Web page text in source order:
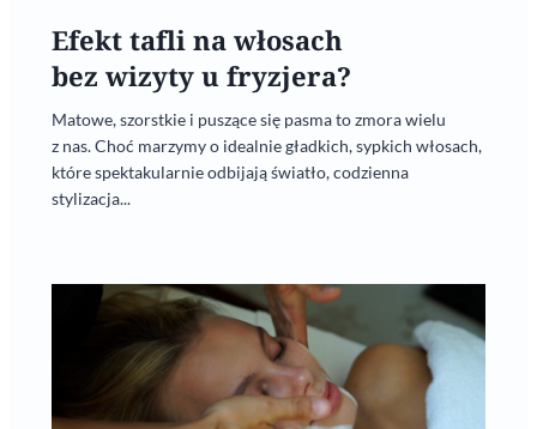
Efekt tafli na włosach
bez wizyty u fryzjera?
Matowe, szorstkie i puszące się pasma to zmora wielu
z nas. Choć marzymy o idealnie gładkich, sypkich włosach,
które spektakularnie odbijają światło, codzienna
stylizacja...